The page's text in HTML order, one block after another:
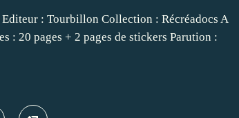
: Tourbillon Collection : Récréadocs A
: 20 pages + 2 pages de stickers Parution :